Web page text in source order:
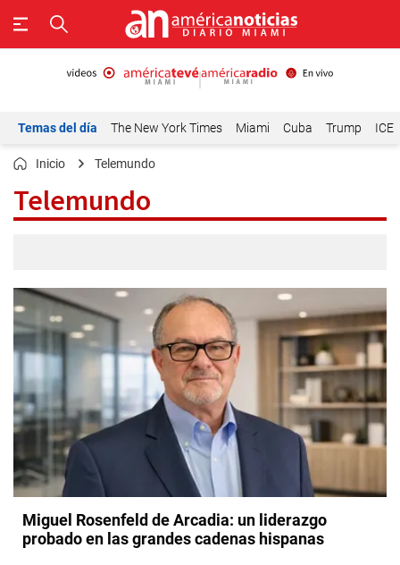
Temas del día The New York Times Miami Cuba Trump ICE
Inicio Telemundo
Telemundo
Miguel Rosenfeld de Arcadia: un liderazgo
probado en las grandes cadenas hispanas